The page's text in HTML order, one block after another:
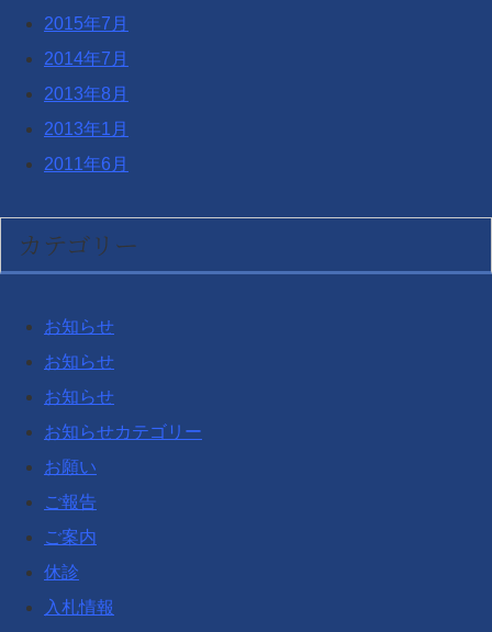
2015年7月
2014年7月
2013年8月
2013年1月
2011年6月
カテゴリー
お知らせ
お知らせ
お知らせ
お知らせカテゴリー
お願い
ご報告
ご案内
休診
入札情報